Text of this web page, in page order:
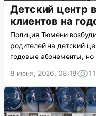
Детский центр
клиентов на
Полиция Тюмени
родителей на детский
годовые абонементы, но
8 июня, 2026, 08:18
11